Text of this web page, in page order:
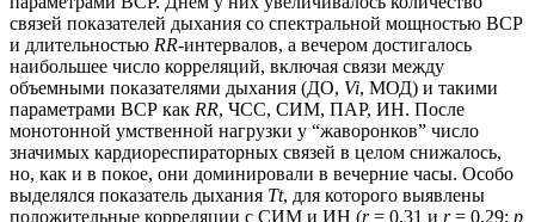
связей показателей дыхания со спектральной мощностью ВСР
и длительностью RR-интервалов, а вечером достигалось
наибольшее число корреляций, включая связи между
объемными показателями дыхания (ДО, Vi, МОД) и такими
параметрами ВСР как RR, ЧСС, СИМ, ПАР, ИН. После
монотонной умственной нагрузки у “жаворонков” число
значимых кардиореспираторных связей в целом снижалось,
но, как и в покое, они доминировали в вечерние часы. Особо
выделялся показатель дыхания Тt, для которого выявлены
положительные корреляции с СИМ и ИН (r= 0.31 и r= 0.29; p